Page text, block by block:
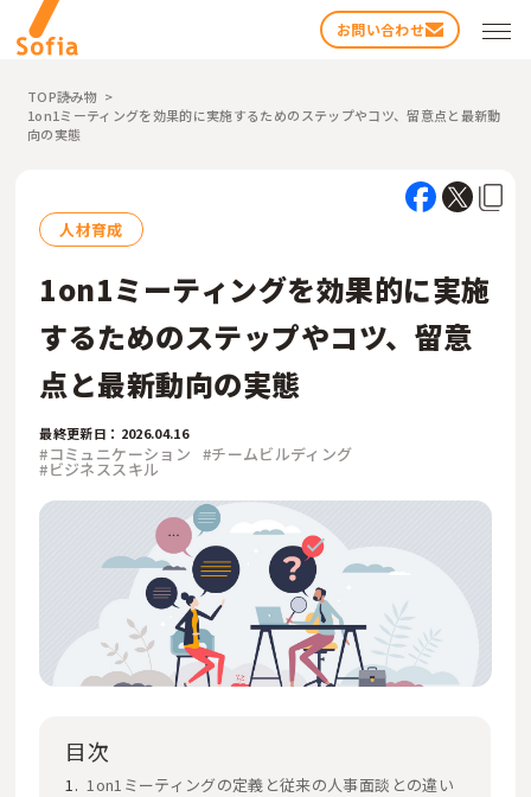
お問い合わせ
する
TOP読み物
1on1ミーティングを効果的に実施するためのステップやコツ、留意点と最新動
向の実態
人材育成
1on1ミーティングを効果的に実施
するためのステップやコツ、留意
点と最新動向の実態
最終更新日：2026.04.16
#コミュニケーション #チームビルディング
#ビジネススキル
目次
1on1ミーティングの定義と従来の人事面談との違い